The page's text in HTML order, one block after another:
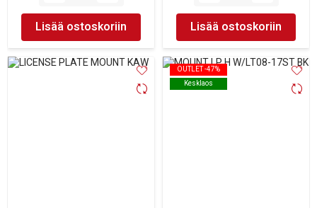
Lisää ostoskoriin Lisää ostoskoriin
OUTLET -47%
Kesklaos
OUTLET -47%
Kesklaos